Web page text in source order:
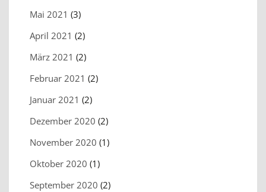
Mai 2021 (3)
April 2021 (2)
März 2021 (2)
Februar 2021 (2)
Januar 2021 (2)
Dezember 2020 (2)
November 2020 (1)
Oktober 2020 (1)
September 2020 (2)